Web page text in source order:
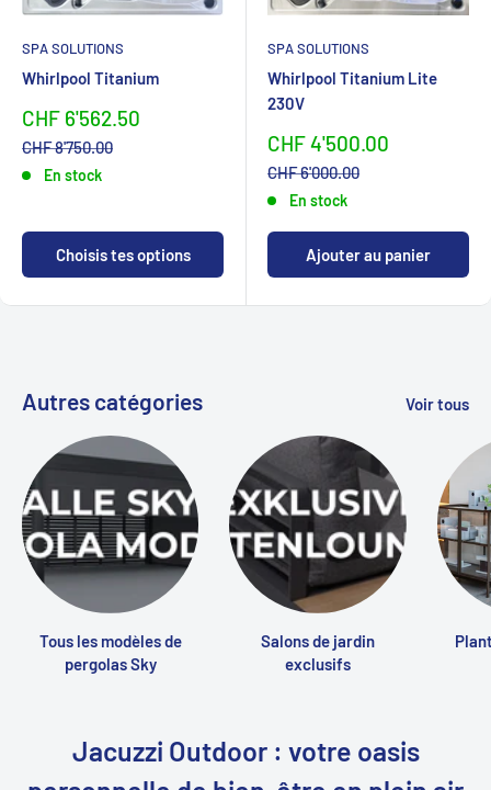
SPA SOLUTIONS
Whirlpool Titanium
Sonderpreis
CHF 6'562.50
Normalpreis
CHF 8'750.00
En stock
Choisis tes options
SPA SOLUTIONS
Whirlpool Titanium Lite
230V
Sonderpreis
CHF 4'500.00
Normalpreis
CHF 6'000.00
En stock
Ajouter au panier
Autres catégories Voir tous
Tous les modèles de
pergolas Sky
Salons de jardin
exclusifs
Jacuzzi Outdoor : votre oasis